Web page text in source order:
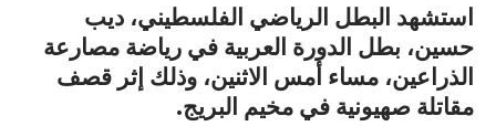
استشهد البطل الرياضي الفلسطيني، ديب
حسين، بطل الدورة العربية في رياضة مصارعة
الذراعين، مساء أمس الاثنين، وذلك إثر قصف
مقاتلة صهيونية في مخيم البريج.